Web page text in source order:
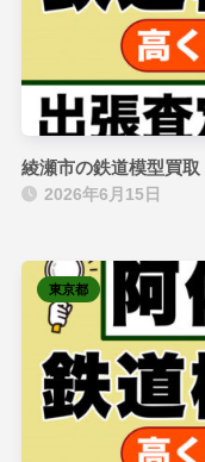
綾瀬市の鉄道模型買
2026年6月15日
東京都